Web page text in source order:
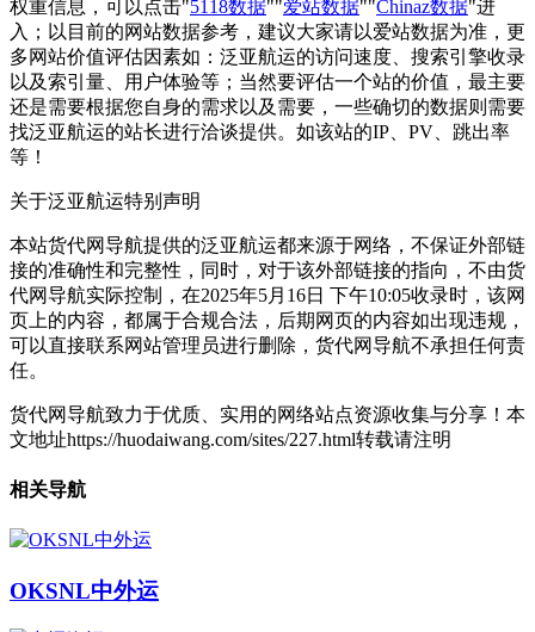
权重信息，可以点击"5118数据""爱站数据""Chinaz数据"进
入；以目前的网站数据参考，建议大家请以爱站数据为准，更
多网站价值评估因素如：泛亚航运的访问速度、搜索引擎收录
以及索引量、用户体验等；当然要评估一个站的价值，最主要
还是需要根据您自身的需求以及需要，一些确切的数据则需要
找泛亚航运的站长进行洽谈提供。如该站的IP、PV、跳出率
等！
关于泛亚航运特别声明
本站货代网导航提供的泛亚航运都来源于网络，不保证外部链
接的准确性和完整性，同时，对于该外部链接的指向，不由货
代网导航实际控制，在2025年5月16日 下午10:05收录时，该网
页上的内容，都属于合规合法，后期网页的内容如出现违规，
可以直接联系网站管理员进行删除，货代网导航不承担任何责
任。
货代网导航致力于优质、实用的网络站点资源收集与分享！ 本
文地址https://huodaiwang.com/sites/227.html转载请注明
相关导航
OKSNL中外运